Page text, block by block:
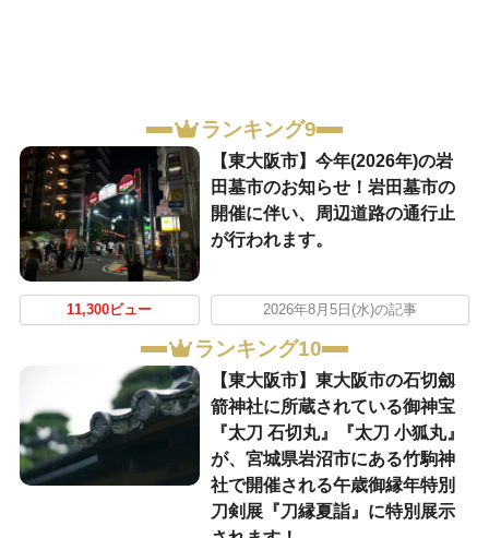
ランキング9
【東大阪市】今年(2026年)の岩
田墓市のお知らせ！岩田墓市の
開催に伴い、周辺道路の通行止
が行われます。
11,300ビュー 2026年8月5日(水)の記事
ランキング10
【東大阪市】東大阪市の石切劔
箭神社に所蔵されている御神宝
『太刀 石切丸』『太刀 小狐丸』
が、宮城県岩沼市にある竹駒神
社で開催される午歳御縁年特別
刀剣展『刀縁夏詣』に特別展示